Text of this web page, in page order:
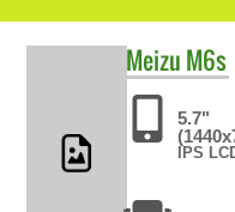
Meizu M6s
5.7"
IPS